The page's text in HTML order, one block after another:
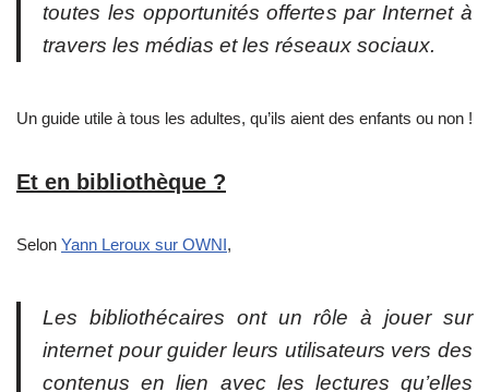
toutes les opportunités offertes par Internet à
travers les médias et les réseaux sociaux.
Un guide utile à tous les adultes, qu’ils aient des enfants ou non !
Et en bibliothèque ?
Selon Yann Leroux sur OWNI,
Les bibliothécaires ont un rôle à jouer sur
internet pour guider leurs utilisateurs vers des
contenus en lien avec les lectures qu’elles